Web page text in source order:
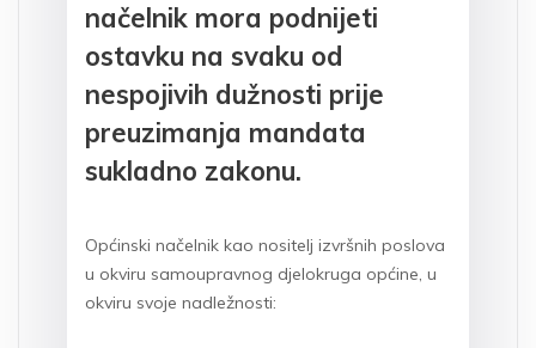
načelnik mora podnijeti
ostavku na svaku od
nespojivih dužnosti prije
preuzimanja mandata
sukladno zakonu.
Općinski načelnik kao nositelj izvršnih poslova
u okviru samoupravnog djelokruga općine, u
okviru svoje nadležnosti: